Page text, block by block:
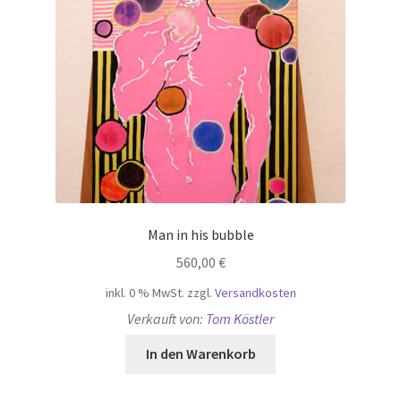
Man in his bubble
560,00 €
inkl. 0 % MwSt. zzgl. Versandkosten
Verkauft von: Tom Köstler
In den Warenkorb